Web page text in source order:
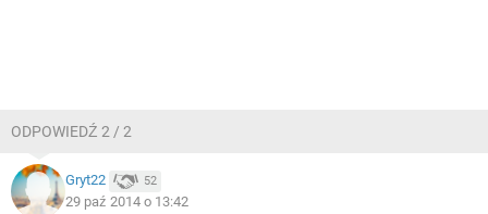
ODPOWIEDŹ 2 / 2
Gryt22 52
29 paź 2014 o 13:42